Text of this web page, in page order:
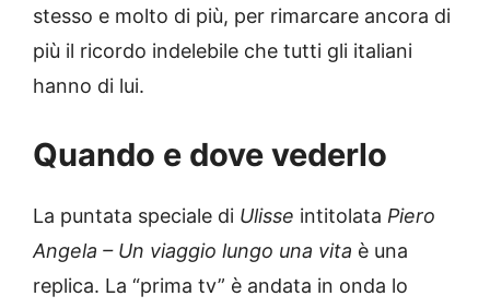
stesso e molto di più, per rimarcare ancora di
più il ricordo indelebile che tutti gli italiani
hanno di lui.
Quando e dove vederlo
La puntata speciale di Ulisse intitolata Piero
Angela – Un viaggio lungo una vita è una
replica. La “prima tv” è andata in onda lo